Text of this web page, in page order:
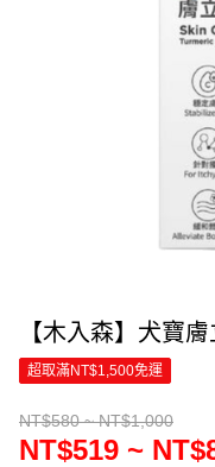
【木入森】犬寶
超取滿NT$1,500免運
NT$580 ~ NT$1,000
NT$519 ~